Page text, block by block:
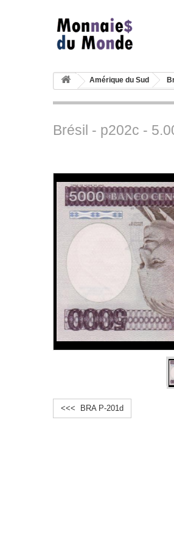
Amérique du Sud
Brésil - p202c -
<<< BRA P-201d